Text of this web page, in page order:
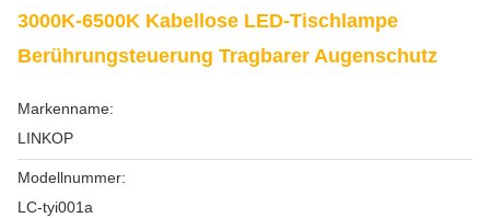
3000K-6500K Kabellose LED-Tischlampe
Berührungsteuerung Tragbarer Augenschutz
Markenname:
LINKOP
Modellnummer:
LC-tyi001a